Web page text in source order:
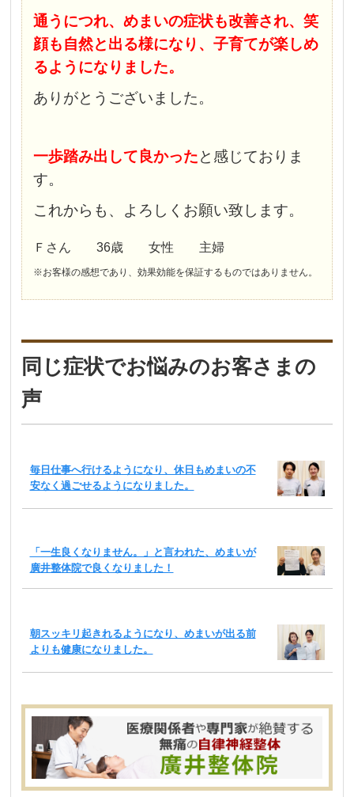
通うにつれ、めまいの症状も改善され、笑
顔も自然と出る様になり、子育てが楽しめ
るようになりました。
ありがとうございました。
一歩踏み出して良かったと感じておりま
す。
これからも、よろしくお願い致します。
Ｆさん 36歳 女性 主婦
※お客様の感想であり、効果効能を保証するものではありません。
同じ症状でお悩みのお客さまの
声
毎日仕事へ行けるようになり、休日もめまいの不
安なく過ごせるようになりました。
「一生良くなりません。」と言われた、めまいが
廣井整体院で良くなりました！
朝スッキリ起きれるようになり、めまいが出る前
よりも健康になりました。